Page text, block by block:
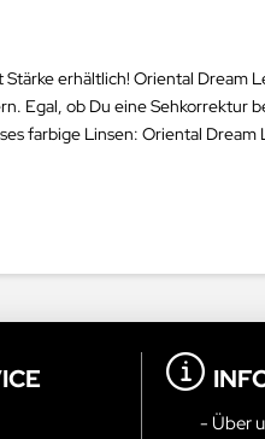
erhältlich! Oriental Dream
Egal, ob Du eine
farbige Linsen: Oriental Dream
- Über